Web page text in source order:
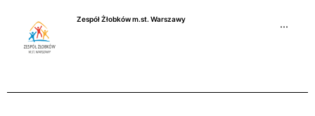
Zespół Żłobków m.st. Warszawy
···